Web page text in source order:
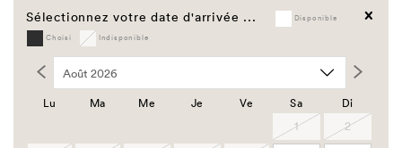
Départ
Sélectionnez votre date d'arrivée ...
Disponible
Choisi
Indisponible
Lu Ma Me Je Ve Sa
Di
1
2
Vider les champs de saisie
Code promo